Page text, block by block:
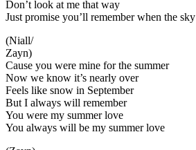
Don’t look at me that way
Just promise you’ll remember when the
(Niall/
Zayn)
Cause you were mine for the summer
Now we know it’s nearly over
Feels like snow in September
But I always will remember
You were my summer love
You always will be my summer love